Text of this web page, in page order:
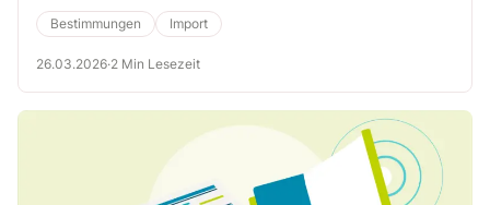
vor der Markteinführung. Was jetzt wichtig ist und wo für Sie
konkreter Handlungsbedarf besteht, lesen Sie hier.
Bestimmungen Import
26.03.2026·2 Min Lesezeit